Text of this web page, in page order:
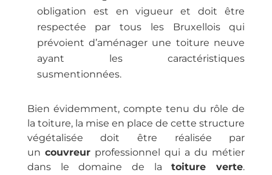
obligation est en vigueur et doit être
respectée par tous les Bruxellois qui
prévoient d’aménager une toiture neuve
ayant les caractéristiques
susmentionnées.
Bien évidemment, compte tenu du rôle de
la toiture, la mise en place de cette structure
végétalisée doit être réalisée par
un couvreurprofessionnel qui a du métier
dans le domaine de latoiture verte.